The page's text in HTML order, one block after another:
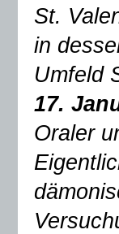
St.
in
Umfeld
17.
Oraler